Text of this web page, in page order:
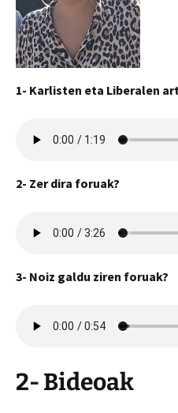
1- Karlisten eta Liberalen
2- Zer dira foruak?
3- Noiz galdu ziren foruak?
2- Bideoak